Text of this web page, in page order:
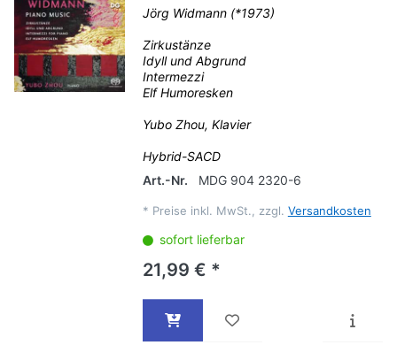
Jörg Widmann (*1973)
Zirkustänze
Idyll und Abgrund
Intermezzi
Elf Humoresken
Yubo Zhou, Klavier
Hybrid-SACD
Art.-Nr.
MDG 904 2320-6
* Preise inkl. MwSt., zzgl. Versandkosten
sofort lieferbar
21,99 € *